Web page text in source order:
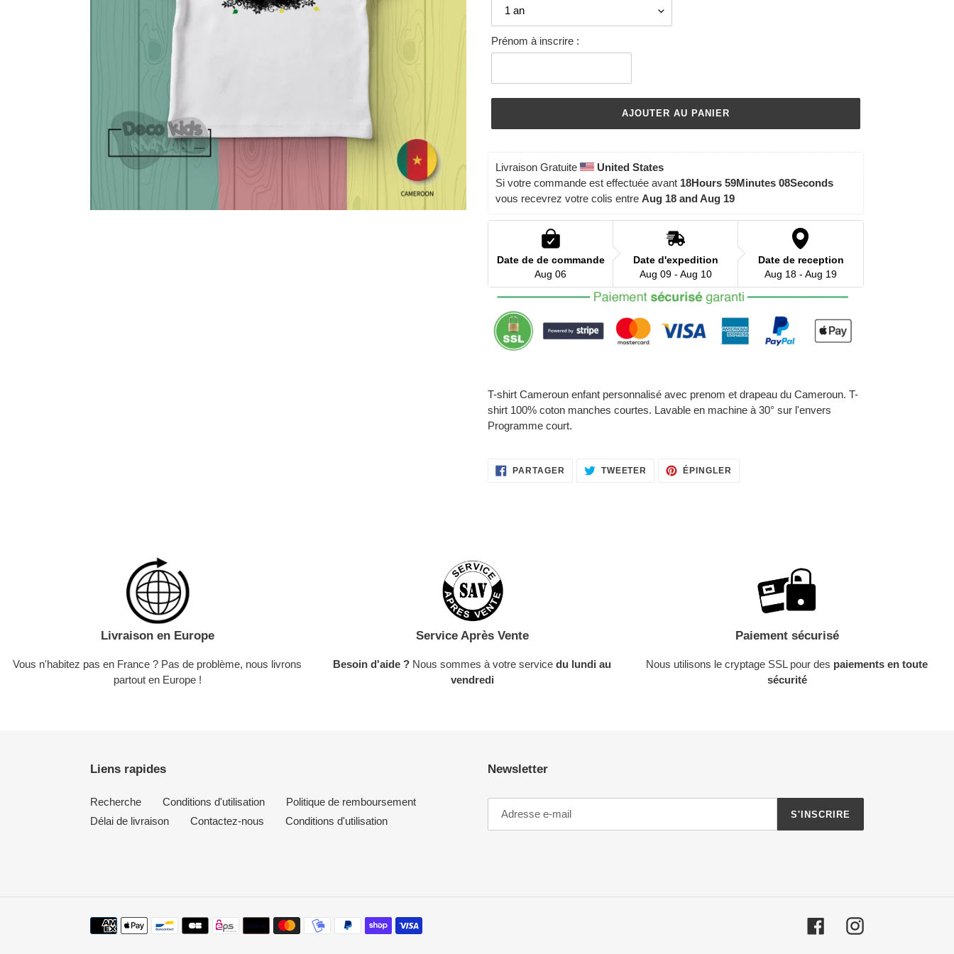
Prénom à inscrire :
AJOUTER AU PANIER
Livraison Gratuite
United States
Si votre commande est effectuée avant 18Hours 59Minutes 08Seconds
vous recevrez votre colis entre Aug 18 and Aug 19
Date de de commande
Aug 06
Date d'expedition
Aug 09 - Aug 10
Date de reception
Aug 18 - Aug 19
d'un
produit
à
votre
T-shirt Cameroun enfant personnalisé avec prenom et drapeau du Cameroun. T-
shirt 100% coton manches courtes. Lavable en machine à 30° sur l'envers
Programme court.
PARTAGER PARTAGER
SUR
TWEETER TWEETER
SUR
ÉPINGLER
Livraison en Europe
Vous n'habitez pas en France ? Pas de problème, nous livrons
partout en Europe !
Service Après Vente
Besoin d'aide ? Nous sommes à votre service du lundi au
vendredi
Paiement sécurisé
Nous utilisons le cryptage SSL pour des paiements en toute
sécurité
Liens rapides
Recherche Conditions d'utilisation
Politique de remboursement
Délai de livraison
Contactez-nous Conditions d'utilisation
Newsletter
S'INSCRIRE
Moyens
FacebookInstagram